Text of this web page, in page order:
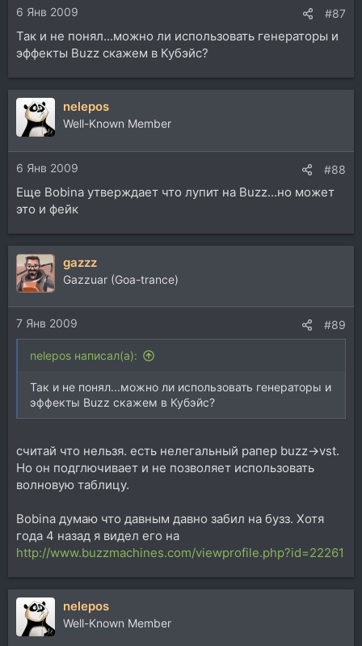
6 Янв 2009 #87
Так и не понял...можно ли использовать генераторы и
эффекты Buzz скажем в Кубэйс?
nelepos
Well-Known Member
6 Янв 2009 #88
Еще Bobina утверждает что лупит на Buzz...но может
это и фейк
gazzz
Gazzuar (Goa-trance)
7 Янв 2009 #89
nelepos написал(а):
Так и не понял...можно ли использовать генераторы и
эффекты Buzz скажем в Кубэйс?
считай что нельзя. есть нелегальный рапер buzz->vst.
Но он подглючивает и не позволяет использовать
волновую таблицу.
Bobina думаю что давным давно забил на бузз. Хотя
года 4 назад я видел его на
http://www.buzzmachines.com/viewprofile.php?id=22261
nelepos
Well-Known Member